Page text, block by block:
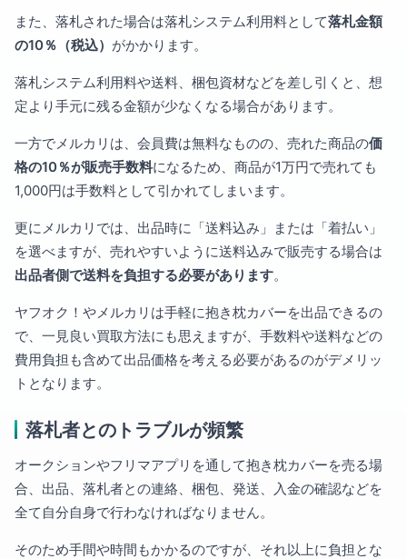
また、落札された場合は落札システム利用料として落札金額
の10％（税込） がかかります。
落札システム利用料や送料、梱包資材などを差し引くと、想
定より手元に残る金額が少なくなる場合があります。
一方でメルカリは、会員費は無料なものの、売れた商品の価
格の10％が販売手数料になるため、商品が1万円で売れても
1,000円は手数料として引かれてしまいます。
更にメルカリでは、出品時に「送料込み」または「着払い」
を選べますが、売れやすいように送料込みで販売する場合は
出品者側で送料を負担する必要があります。
ヤフオク！やメルカリは手軽に抱き枕カバーを出品できるの
で、一見良い買取方法にも思えますが、手数料や送料などの
費用負担も含めて出品価格を考える必要があるのがデメリッ
トとなります。
落札者とのトラブルが頻繁
オークションやフリマアプリを通して抱き枕カバーを売る場
合、出品、落札者との連絡、梱包、発送、入金の確認などを
全て自分自身で行わなければなりません。
そのため手間や時間もかかるのですが、それ以上に負担とな